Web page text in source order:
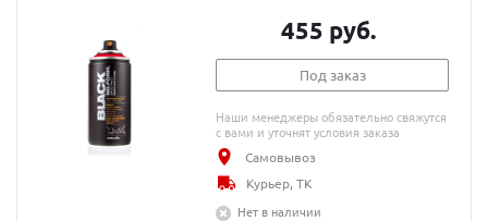
455 руб.
Под заказ
Наши менеджеры обязательно свяжутся
с вами и уточнят условия заказа
Самовывоз
Курьер, ТК
Нет в наличии